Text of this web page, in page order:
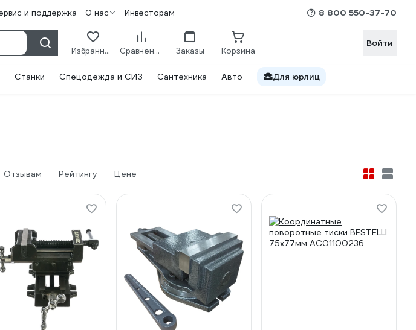
и поддержка О нас Инвесторам 8 800 550-37-70
Избранное Сравнение Заказы Корзина
Войти
Станки Спецодежда и СИЗ Сантехника Авто Для юрлиц
Отзывам Рейтингу Цене